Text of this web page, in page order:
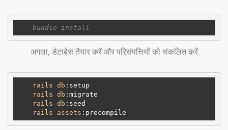
अगला, डेटाबेस तैयार करें और परिसंपत्तियों को संकलित करें
rails db :setup
rails db :migrate
rails db :seed
rails
assets :precompile